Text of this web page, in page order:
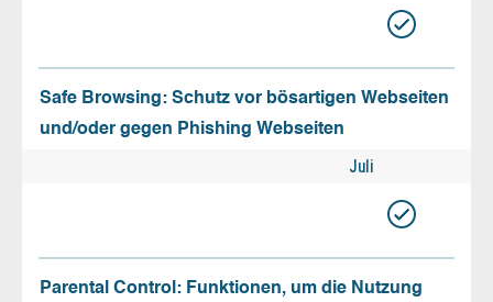
Safe Browsing: Schutz vor bösartigen Webseiten
und/oder gegen Phishing Webseiten
Juli
Parental Control: Funktionen, um die Nutzung